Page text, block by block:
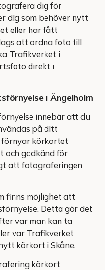
dig för
dig som behöver nytt
eller har fått
att ordna foto till
Trafikverket i
direkt i
i Ängelholm
innebär att du
på ditt
förnyar körkortet
och godkänd för
att fotograferingen
finns möjlighet att
Detta gör det
var man kan ta
var Trafikverket
körkort i Skåne.
körkort